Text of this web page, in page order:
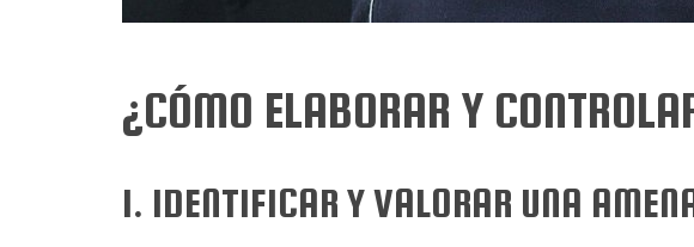
¿CÓMO ELABORAR Y
1. IDENTIFICAR Y VALORAR UNA